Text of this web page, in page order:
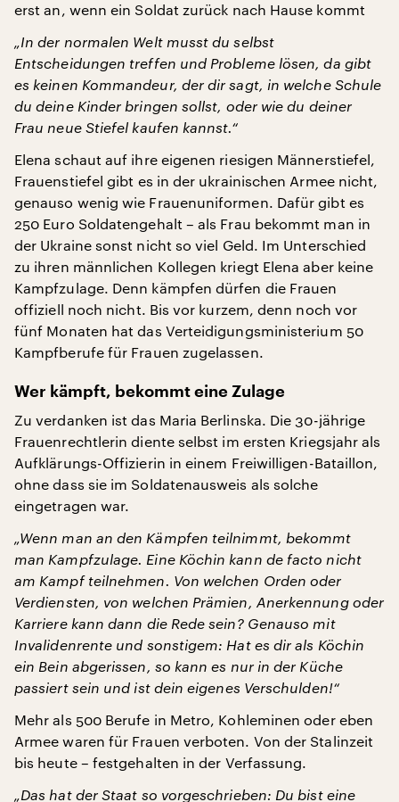
erst an, wenn ein Soldat zurück nach Hause kommt
„In der normalen Welt musst du selbst
Entscheidungen treffen und Probleme lösen, da gibt
es keinen Kommandeur, der dir sagt, in welche Schule
du deine Kinder bringen sollst, oder wie du deiner
Frau neue Stiefel kaufen kannst.“
Elena schaut auf ihre eigenen riesigen Männerstiefel,
Frauenstiefel gibt es in der ukrainischen Armee nicht,
genauso wenig wie Frauenuniformen. Dafür gibt es
250 Euro Soldatengehalt – als Frau bekommt man in
der Ukraine sonst nicht so viel Geld. Im Unterschied
zu ihren männlichen Kollegen kriegt Elena aber keine
Kampfzulage. Denn kämpfen dürfen die Frauen
offiziell noch nicht. Bis vor kurzem, denn noch vor
fünf Monaten hat das Verteidigungsministerium 50
Kampfberufe für Frauen zugelassen.
Wer kämpft, bekommt eine Zulage
Zu verdanken ist das Maria Berlinska. Die 30-jährige
Frauenrechtlerin diente selbst im ersten Kriegsjahr als
Aufklärungs-Offizierin in einem Freiwilligen-Bataillon,
ohne dass sie im Soldatenausweis als solche
eingetragen war.
„Wenn man an den Kämpfen teilnimmt, bekommt
man Kampfzulage. Eine Köchin kann de facto nicht
am Kampf teilnehmen. Von welchen Orden oder
Verdiensten, von welchen Prämien, Anerkennung oder
Karriere kann dann die Rede sein? Genauso mit
Invalidenrente und sonstigem: Hat es dir als Köchin
ein Bein abgerissen, so kann es nur in der Küche
passiert sein und ist dein eigenes Verschulden!“
Mehr als 500 Berufe in Metro, Kohleminen oder eben
Armee waren für Frauen verboten. Von der Stalinzeit
bis heute – festgehalten in der Verfassung.
„Das hat der Staat so vorgeschrieben: Du bist eine